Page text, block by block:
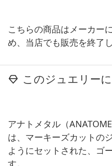
こちらの商品はメーカー
め、当店でも販売を終了
このジュエリー
アナトメタル（
は、マーキーズカットの
ようにセットされた、ゴ